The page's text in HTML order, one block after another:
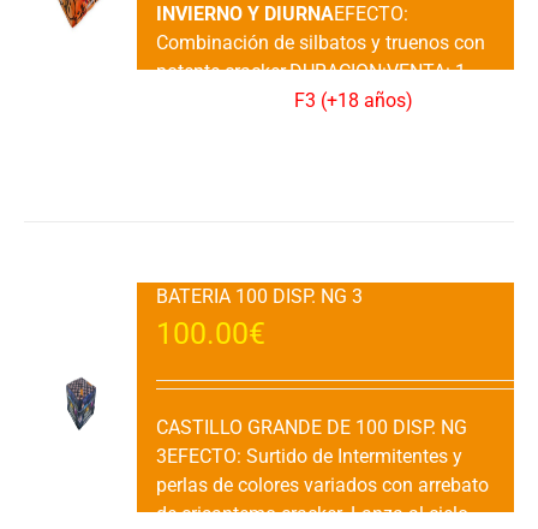
INVIERNO Y DIURNAEFECTO:
Combinación de silbatos y truenos con
potente cracker.DURACION:VENTA: 1
F3 (+18 años)
BATERIA 100 DISP. NG 3
100.00€
CASTILLO GRANDE DE 100 DISP. NG
3EFECTO: Surtido de Intermitentes y
perlas de colores variados con arrebato
de crisantemo cracker. Lanza al cielo